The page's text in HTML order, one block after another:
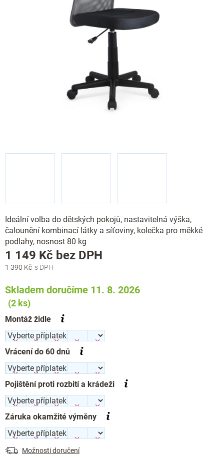
Ideální volba do dětských pokojů, nastavitelná výška,
čalounění kombinací látky a síťoviny, kolečka pro měkké
podlahy, nosnost 80 kg
1 390 Kč
1 149 Kč bez DPH
Skladem doručíme 11. 8. 2026
(2 ks)
Montáž židle
Vrácení do 60 dnů
Pojištění proti rozbití a krádeži
Záruka okamžité výměny
Možnosti doručení